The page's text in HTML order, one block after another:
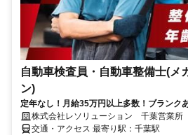
自動車検査員・自動車整備士(メ
ン)
定年なし！月給35万円以上多数！ブランク
株式会社レソリューション 千葉営業所
交通・アクセス 最寄り駅：千葉駅